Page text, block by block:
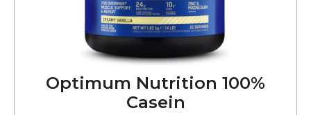
Optimum Nutrition 100%
Casein